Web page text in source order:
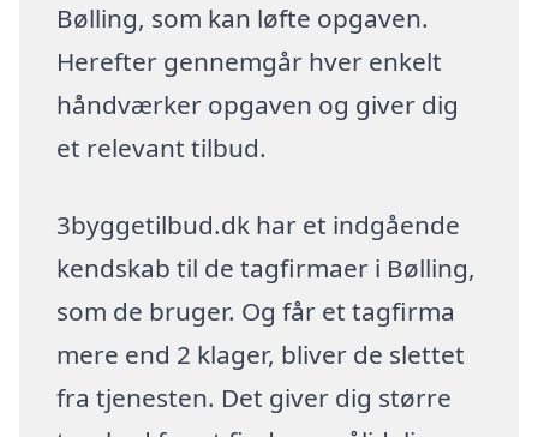
Bølling, som kan løfte opgaven.
Herefter gennemgår hver enkelt
håndværker opgaven og giver dig
et relevant tilbud.
3byggetilbud.dk har et indgående
kendskab til de tagfirmaer i Bølling,
som de bruger. Og får et tagfirma
mere end 2 klager, bliver de slettet
fra tjenesten. Det giver dig større